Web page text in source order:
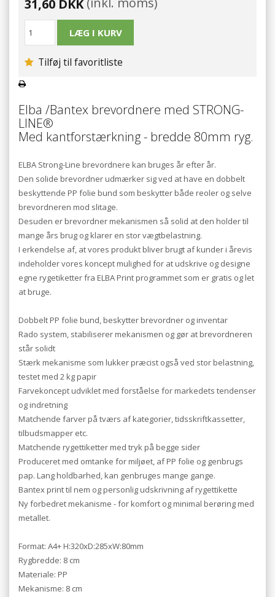
31,60 DKK
Tilføj til favoritliste
Elba /Bantex brevordnere med STRONG-
LINE®
Med kantforstærkning - bredde 80mm ryg.
ELBA Strong-Line brevordnere kan bruges år efter år.
Den solide brevordner udmærker sig ved at have en dobbelt
beskyttende PP folie bund som beskytter både reoler og selve
brevordneren mod slitage.
Desuden er brevordner mekanismen så solid at den holder til
mange års brug og klarer en stor vægtbelastning.
I erkendelse af, at vores produkt bliver brugt af kunder i årevis
indeholder vores koncept mulighed for at udskrive og designe
egne rygetiketter fra ELBA Print programmet som er gratis og let
at bruge.
Dobbelt PP folie bund, beskytter brevordner og inventar
Rado system, stabiliserer mekanismen og gør at brevordneren
står solidt
Stærk mekanisme som lukker præcist også ved stor belastning,
testet med 2 kg papir
Farvekoncept udviklet med forståelse for markedets tendenser
og indretning
Matchende farver på tværs af kategorier, tidsskriftkassetter,
tilbudsmapper etc.
Matchende rygettiketter med tryk på begge sider
Produceret med omtanke for miljøet, af PP folie og genbrugs
pap. Lang holdbarhed, kan genbruges mange gange.
Bantex print til nem og personlig udskrivning af rygettikette
Ny forbedret mekanisme - for komfort og minimal berøring med
metallet.
Format: A4+ H:320xD:285xW:80mm
Rygbredde: 8 cm
Materiale: PP
Mekanisme: 8 cm